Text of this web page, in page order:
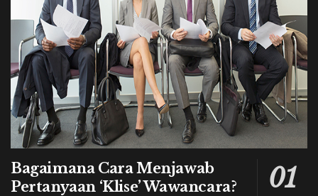
Bagaimana Cara Menjawab
Pertanyaan ‘Klise’ Wawancara?